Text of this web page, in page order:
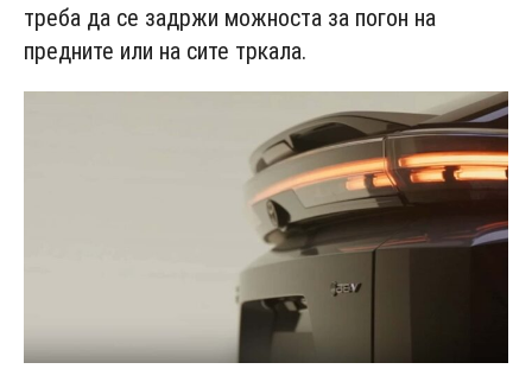
треба да се задржи можноста за погон на
предните или на сите тркала.